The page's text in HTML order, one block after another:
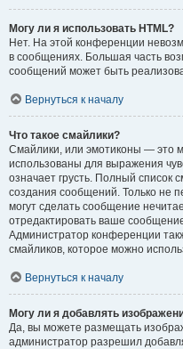
Могу ли я использовать HTML?
Нет. На этой конференции
в сообщениях. Большая часть
сообщений может быть
Вернуться к началу
Что такое смайлики?
Смайлики, или эмотиконы — это
использованы для выражения
означает грусть. Полный список
создания сообщений. Только не
могут сделать сообщение
отредактировать ваше
Администратор конференции
смайликов, которое можно
Вернуться к началу
Могу ли я добавлять
Да, вы можете размещать
администратор разрешил